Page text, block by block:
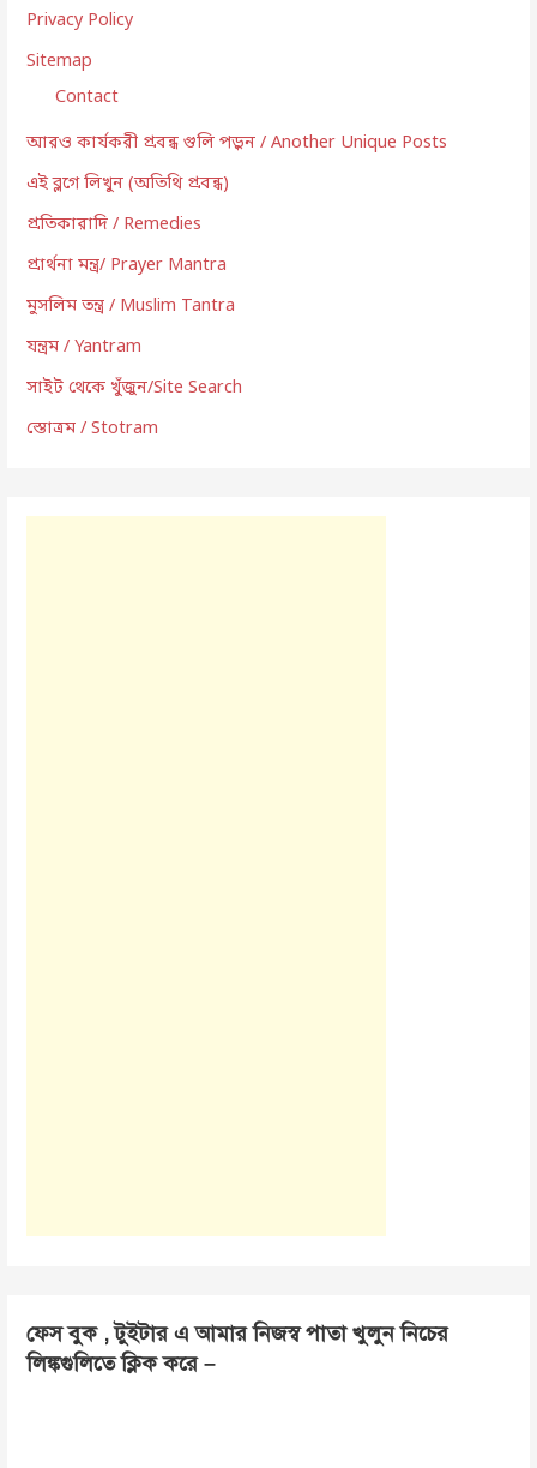
Privacy Policy
Sitemap
Contact
আরও কার্যকরী প্রবন্ধ গুলি পড়ুন / Another Unique Posts
এই ব্লগে লিখুন (অতিথি প্রবন্ধ)
প্রতিকারাদি / Remedies
প্রার্থনা মন্ত্র/ Prayer Mantra
মুসলিম তন্ত্র / Muslim Tantra
যন্ত্রম / Yantram
সাইট থেকে খুঁজুন/Site Search
স্তোত্রম / Stotram
ফেস বুক , টুইটার এ আমার নিজস্ব পাতা খুলুন নিচের
লিঙ্কগুলিতে ক্লিক করে –